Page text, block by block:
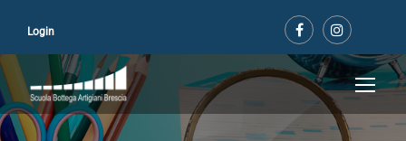
Login